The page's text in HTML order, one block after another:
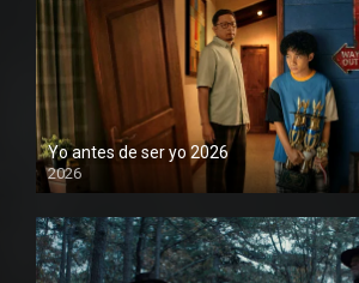
Yo antes de ser yo 2026
2026
1080P